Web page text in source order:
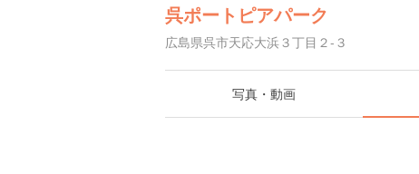
呉ポートピアパーク
広島県呉市天応大浜３丁目２-３
写真・動画